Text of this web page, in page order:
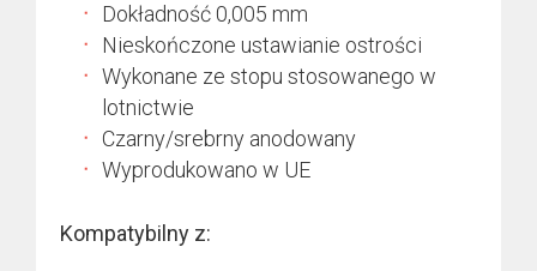
Dokładność 0,005 mm
Nieskończone ustawianie ostrości
Wykonane ze stopu stosowanego w
lotnictwie
Czarny/srebrny anodowany
Wyprodukowano w UE
Kompatybilny z: